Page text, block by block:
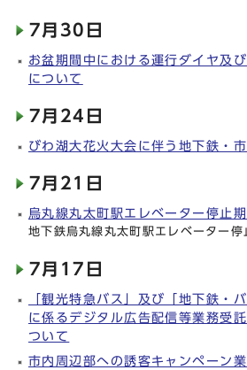
7月30日
お盆期間中における運行ダイヤ及
について
7月24日
びわ湖大花火大会に伴う地下鉄・
7月21日
烏丸線丸太町駅エレベーター停止
地下鉄烏丸線丸太町駅エレベーター停
7月17日
「観光特急バス」及び「地下鉄・
に係るデジタル広告配信等業務受
ついて
市内周辺部への誘客キャンペーン